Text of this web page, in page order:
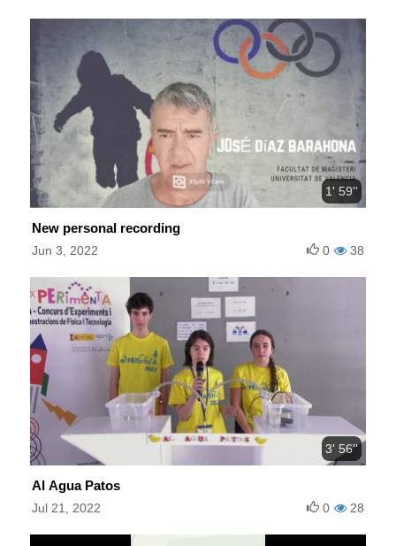
1' 59''
New personal recording
Jun 3, 2022 38
0
3' 56''
Al Agua Patos
Jul 21, 2022 28
0